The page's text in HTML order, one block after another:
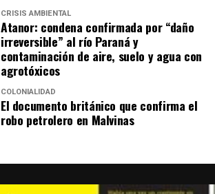
CRISIS AMBIENTAL
Atanor: condena confirmada por “daño
irreversible” al río Paraná y
contaminación de aire, suelo y agua con
agrotóxicos
COLONIALIDAD
El documento británico que confirma el
robo petrolero en Malvinas